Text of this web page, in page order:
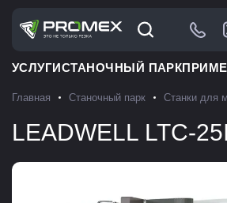
УСЛУГИСТАНОЧНЫЙ ПАРК
Главная Станочный парк Станки для
LEADWELL LTC-